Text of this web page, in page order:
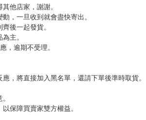
其他店家，謝謝。